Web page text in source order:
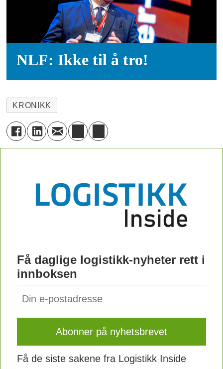
NLF: Ikke til å tro!
KRONIKK
Få daglige logistikk-nyheter rett i
innboksen
Få de siste sakene fra Logistikk Inside